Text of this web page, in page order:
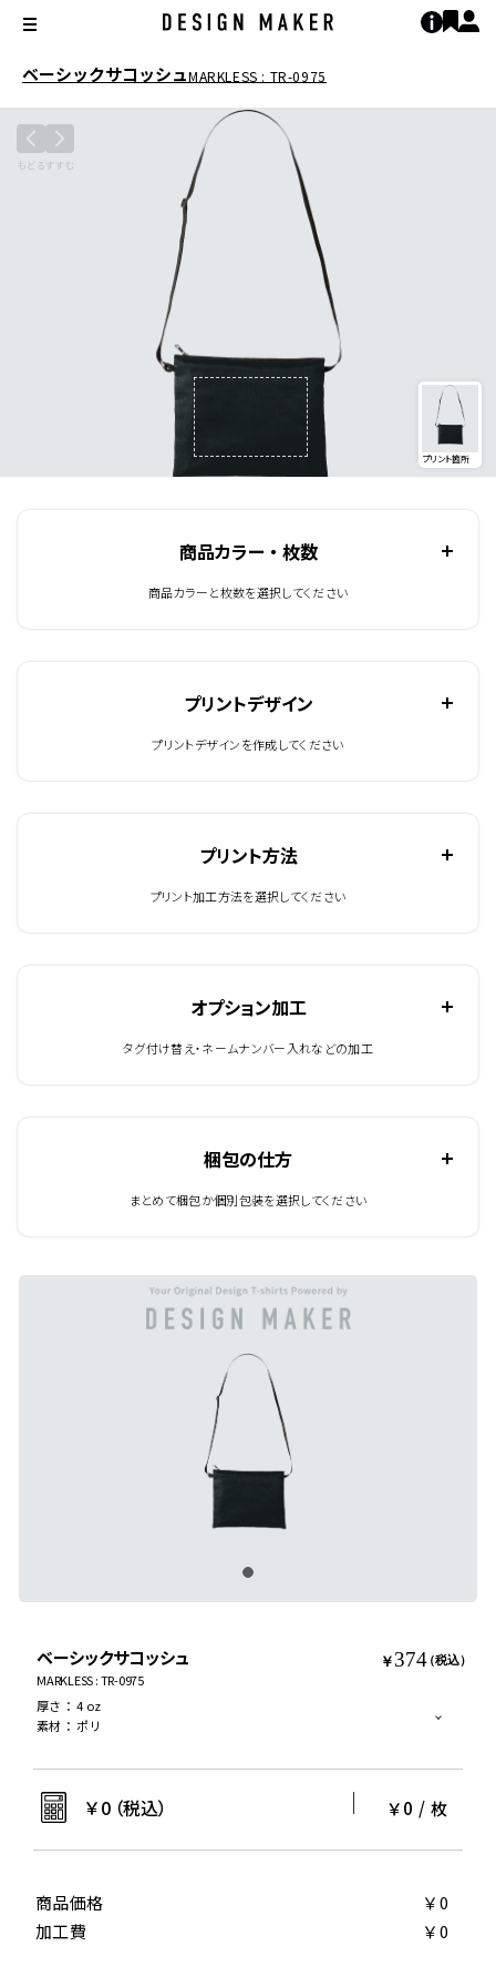
ベーシックサコッシュMARKLESS : TR-0975
プリント箇所
商品カラー ・ 枚数
商品カラーと枚数を選択してください
プリントデザイン
プリントデザインを作成してください
プリント方法
プリント加工方法を選択してください
オプション加工
タグ付け替え・ネームナンバー入れなどの加工
梱包の仕方
まとめて梱包か個別包装を選択してください
ベーシックサコッシュ ￥ 374（税込）
MARKLESS : TR-0975
厚さ ：4 oz
素材 ：ポリ
￥0（税込） ￥0 /枚
商品価格
￥0
加工費
￥0